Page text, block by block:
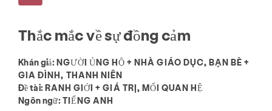
Thắc mắc về sự đồng cảm
Khán giả: NGƯỜI ỦNG HỘ + NHÀ GIÁO DỤC, BẠN BÈ +
GIA ĐÌNH, THANH NIÊN
Đề tài: RANH GIỚI + GIÁ TRỊ, MỐI QUAN HỆ
Ngôn ngữ: TIẾNG ANH